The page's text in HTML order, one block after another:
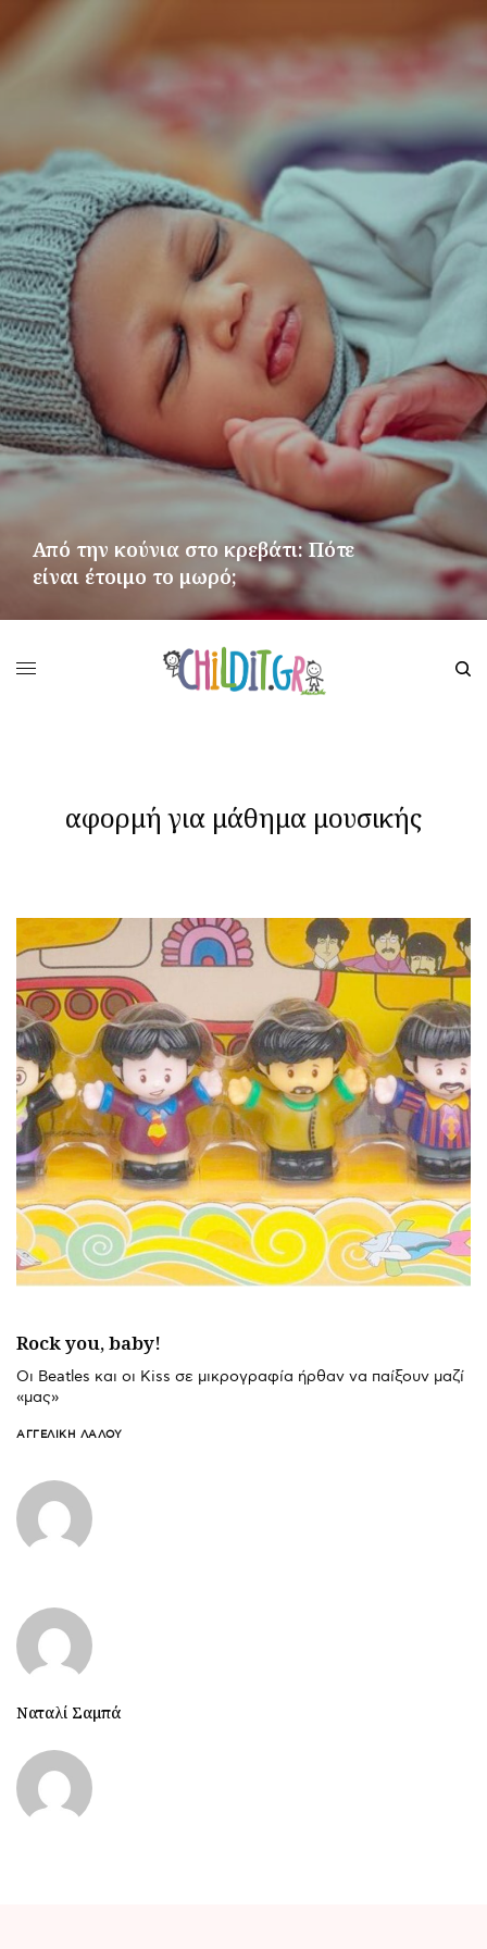
Από την κούνια στο κρεβάτι: Πότε
είναι έτοιμο το μωρό;
αφορμή για μάθημα μουσικής
Rock you, baby!
Οι Beatles και οι Kiss σε μικρογραφία ήρθαν να παίξουν μαζί
«μας»
ΑΓΓΕΛΙΚΉ ΛΆΛΟΥ
Ναταλί Σαμπά